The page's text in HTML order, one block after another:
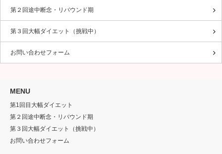
第２回途中断念・リバウンド期
第３回大幅ダイエット（挑戦中）
お問い合わせフォーム
MENU
第1回目大幅ダイエット
第２回途中断念・リバウンド期
第３回大幅ダイエット（挑戦中）
お問い合わせフォーム